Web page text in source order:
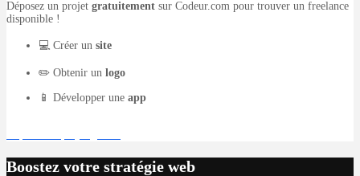
Déposez un projet gratuitement sur Codeur.com pour trouver un freelance
disponible !
💻 Créer un site
✏️ Obtenir un logo
📱 Développer une app
Boostez votre stratégie web